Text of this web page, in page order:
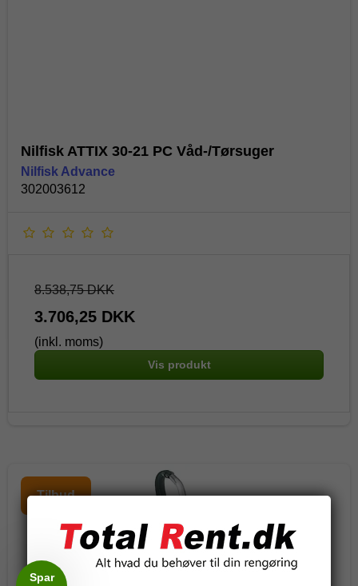
Nilfisk ATTIX 30-21 PC Våd-/Tørsuger
Nilfisk Advance
302003612
8.538,75 DKK
3.706,25 DKK
(inkl. moms)
Vis produkt
Tilbud